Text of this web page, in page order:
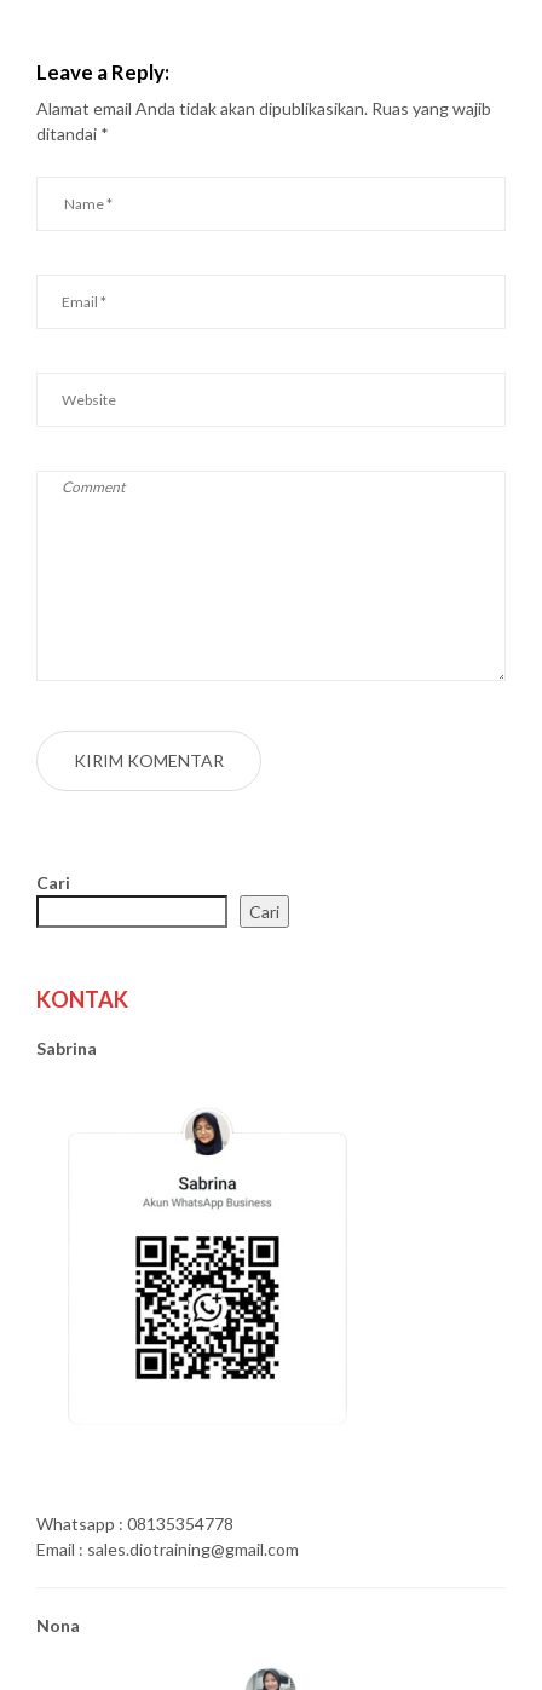
Leave a Reply:
Alamat email Anda tidak akan dipublikasikan. Ruas yang wajib
ditandai *
Cari
Cari
KONTAK
Sabrina
Whatsapp : 08135354778
Email : sales.diotraining@gmail.com
Nona